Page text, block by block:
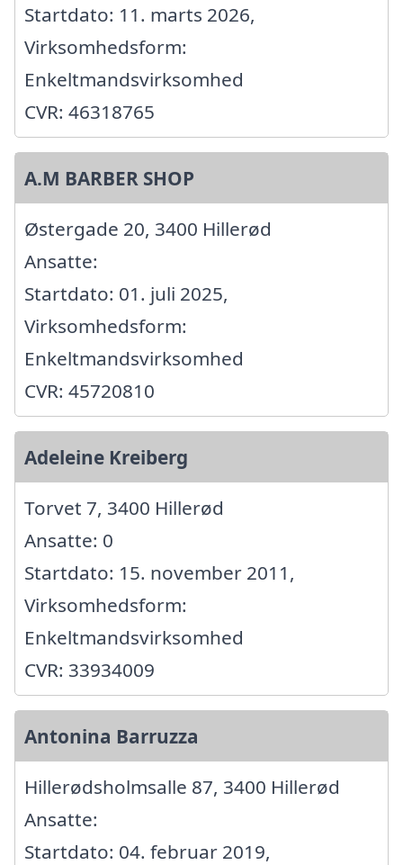
Startdato: 11. marts 2026,
Virksomhedsform:
Enkeltmandsvirksomhed
CVR: 46318765
A.M BARBER SHOP
Østergade 20, 3400 Hillerød
Ansatte:
Startdato: 01. juli 2025,
Virksomhedsform:
Enkeltmandsvirksomhed
CVR: 45720810
Adeleine Kreiberg
Torvet 7, 3400 Hillerød
Ansatte: 0
Startdato: 15. november 2011,
Virksomhedsform:
Enkeltmandsvirksomhed
CVR: 33934009
Antonina Barruzza
Hillerødsholmsalle 87, 3400 Hillerød
Ansatte:
Startdato: 04. februar 2019,